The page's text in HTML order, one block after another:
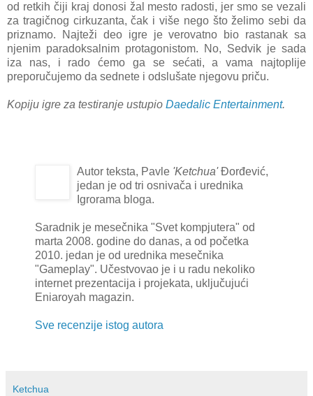
od retkih čiji kraj donosi žal mesto radosti, jer smo se vezali
za tragičnog cirkuzanta, čak i više nego što želimo sebi da
priznamo. Najteži deo igre je verovatno bio rastanak sa
njenim paradoksalnim protagonistom. No, Sedvik je sada
iza nas, i rado ćemo ga se sećati, a vama najtoplije
preporučujemo da sednete i odslušate njegovu priču.
Kopiju igre za testiranje ustupio Daedalic Entertainment.
Autor teksta, Pavle 'Ketchua'Đorđević,
jedan je od tri osnivača i urednika
Igrorama bloga.
Saradnik je mesečnika "Svet kompjutera" od
marta 2008. godine do danas, a od početka
2010. jedan je od urednika mesečnika
"Gameplay". Učestvovao je i u radu nekoliko
internet prezentacija i projekata, uključujući
Eniaroyah magazin.
Sve recenzije istog autora
Ketchua